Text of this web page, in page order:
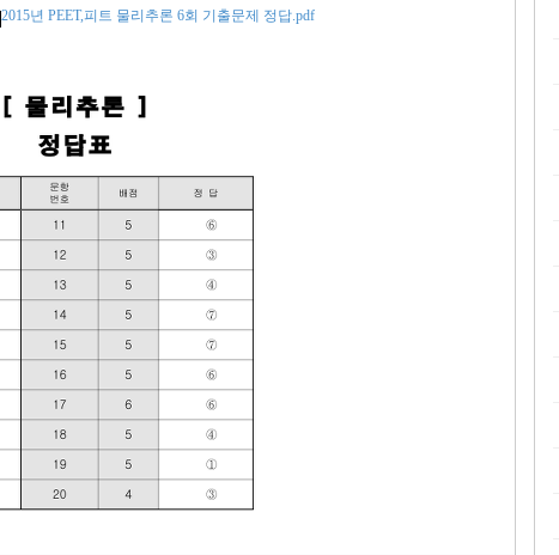
2015년 PEET,피트 물리추론 6회 기출문제 정답.pdf